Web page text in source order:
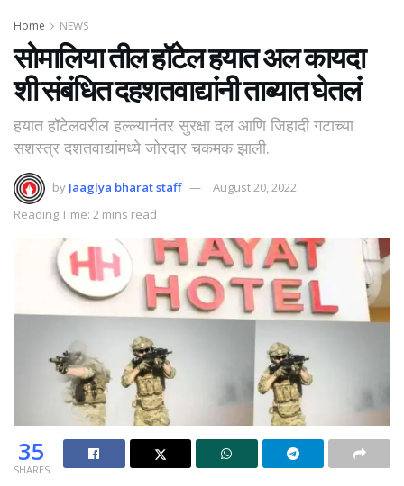
Home NEWS
सोमालिया तील हॉटेल हयात अल कायदा
शी संबंधित दहशतवाद्यांनी ताब्यात घेतलं
हयात हॉटेलवरील हल्ल्यानंतर सुरक्षा दल आणि जिहादी गटाच्या
सशस्त्र दशतवाद्यांमध्ये जोरदार चकमक झाली.
by Jaaglya bharat staff
August 20, 2022
Reading Time: 2 mins read
35
SHARES